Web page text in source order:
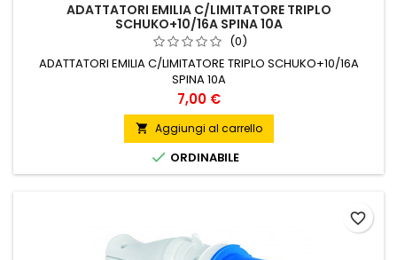
ADATTATORI EMILIA C/LIMITATORE TRIPLO
SCHUKO+10/16A SPINA 10A
(0)
ADATTATORI EMILIA C/LIMITATORE TRIPLO SCHUKO+10/16A
SPINA 10A
Prezzo
7,00 €
 Aggiungi al carrello
 ORDINABILE
favorite_border